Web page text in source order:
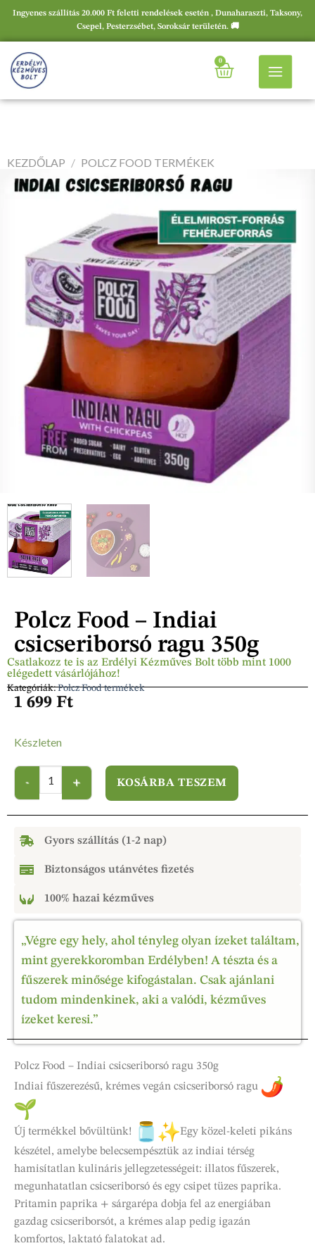
Ingyenes szállítás 20.000 Ft feletti rendelések esetén , Dunaharaszti, Taksony,
Csepel, Pesterzsébet, Soroksár területén. 🚚
0
Csatlakozz te is az Erdélyi Kézműves Bolt több mint 1000
elégedett vásárlójához!
Kategóriák:Polcz Food termékek
Polcz Food – Indiai
csicseriborsó ragu 350g
1 699 Ft
Készleten
KOSÁRBA TESZEM
Gyors szállítás (1-2 nap)
Biztonságos utánvétes fizetés
100% hazai kézműves
„Végre egy hely, ahol tényleg olyan ízeket találtam,
mint gyerekkoromban Erdélyben! A tészta és a
fűszerek minősége kifogástalan. Csak ajánlani
tudom mindenkinek, aki a valódi, kézműves
ízeket keresi.”
Polcz Food – Indiai csicseriborsó ragu 350g
Indiai fűszerezésű, krémes vegán csicseriborsó ragu
Új termékkel bővültünk!
Egy közel-keleti pikáns
készétel, amelybe belecsempésztük az indiai térség
hamisítatlan kulináris jellegzetességeit: illatos fűszerek,
megunhatatlan csicseriborsó és egy csipet tüzes paprika.
Pritamin paprika + sárgarépa dobja fel az energiában
gazdag csicseriborsót, a krémes alap pedig igazán
komfortos, laktató falatokat ad.
KEZDŐLAP / POLCZ FOOD TERMÉKEK